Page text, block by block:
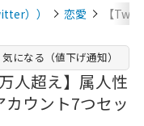
）） 恋愛 【
人超え】属人性
ウント7つセッ
気になる（値下げ通知）